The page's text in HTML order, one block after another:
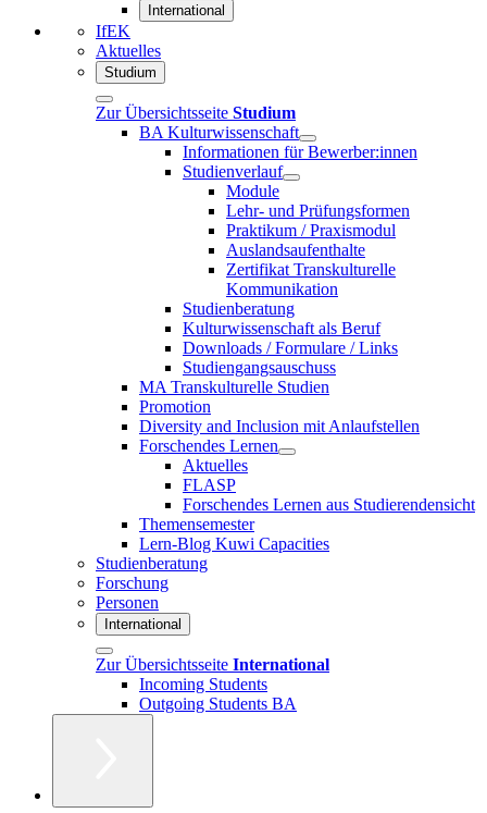
International
IfEK
Aktuelles
Studium
Zur Übersichtsseite Studium
BA Kulturwissenschaft
Informationen für Bewerber:innen
Studienverlauf
Module
Lehr- und Prüfungsformen
Praktikum / Praxismodul
Auslandsaufenthalte
Zertifikat Transkulturelle
Kommunikation
Studienberatung
Kulturwissenschaft als Beruf
Downloads / Formulare / Links
Studiengangsauschuss
MA Transkulturelle Studien
Promotion
Diversity and Inclusion mit Anlaufstellen
Forschendes Lernen
Aktuelles
FLASP
Forschendes Lernen aus Studierendensicht
Themensemester
Lern-Blog Kuwi Capacities
Studienberatung
Forschung
Personen
International
Zur Übersichtsseite International
Incoming Students
Outgoing Students BA